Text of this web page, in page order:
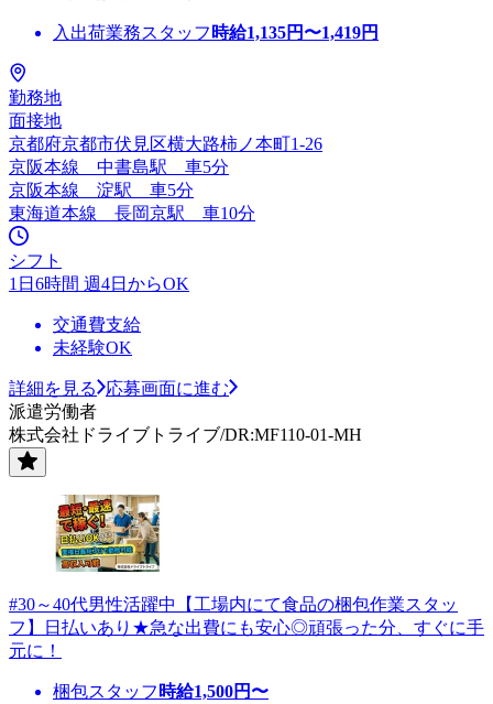
入出荷業務スタッフ 時給1,135円〜1,419円
勤務地
面接地
京都府京都市伏見区横大路柿ノ本町1‐26
京阪本線 中書島駅 車5分
京阪本線 淀駅 車5分
東海道本線 長岡京駅 車10分
シフト
1日6時間 週4日からOK
交通費支給
未経験OK
詳細を見る
応募画面に進む
派遣労働者
株式会社ドライブトライブ/DR:MF110-01-MH
#30～40代男性活躍中【工場内にて食品の梱包作業スタッ
フ】日払いあり★急な出費にも安心◎頑張った分、すぐに手
元に！
梱包スタッフ 時給1,500円〜